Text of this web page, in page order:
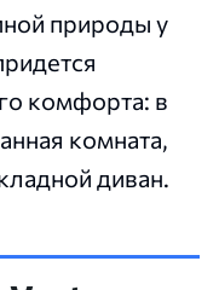
природы у
комфорта: в
комната,
диван.